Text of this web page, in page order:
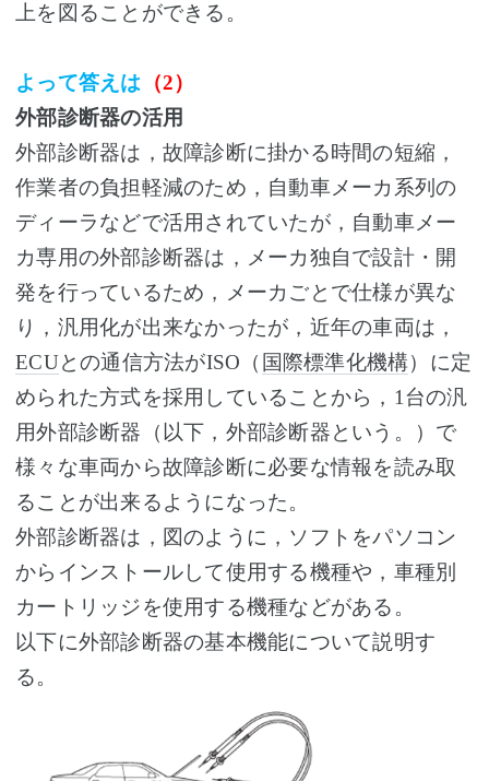
上を図ることができる。
よって答えは （2）
外部診断器の活用
外部診断器は，故障診断に掛かる時間の短縮，
作業者の負担軽減のため，自動車メーカ系列の
ディーラなどで活用されていたが，自動車メー
カ専用の外部診断器は，メーカ独自で設計・開
発を行っているため，メーカごとで仕様が異な
り，汎用化が出来なかったが，近年の車両は，
ECUとの通信方法がISO（ 国際標準化機構）に定
められた方式を採用していることから，1台の汎
用外部診断器（以下，外部診断器という。）で
様々な車両から故障診断に必要な情報を読み取
ることが出来るようになった。
外部診断器は，図のように，ソフトをパソコン
からインストールして使用する機種や，車種別
カートリッジを使用する機種などがある。
以下に外部診断器の基本機能について説明す
る。